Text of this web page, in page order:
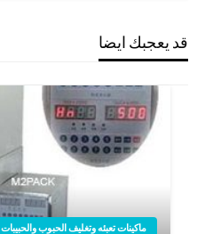
قد يعجبك ايضا
ماكينات تعبئه وتغليف الحبوب والحبيبات